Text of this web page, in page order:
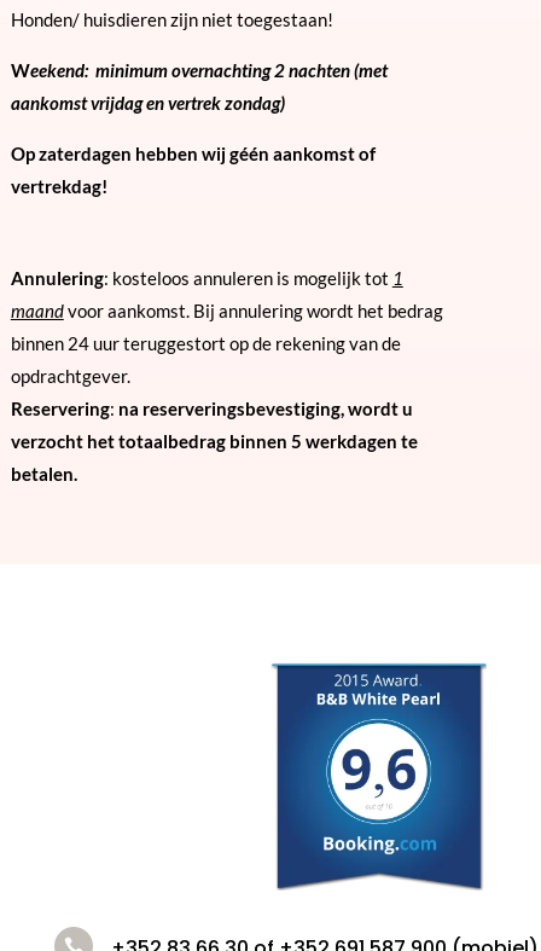
Honden/ huisdieren zijn niet toegestaan!
Weekend: minimum overnachting 2 nachten (met
aankomst vrijdag en vertrek zondag)
Op zaterdagen hebben wij géén aankomst of
vertrekdag!
Annulering: kosteloos annuleren is mogelijk tot 1
maandvoor aankomst. Bij annulering wordt het bedrag
binnen 24 uur teruggestort op de rekening van de
opdrachtgever.
Reservering: na reserveringsbevestiging, wordt u
verzocht het totaalbedrag binnen 5 werkdagen te
betalen.
